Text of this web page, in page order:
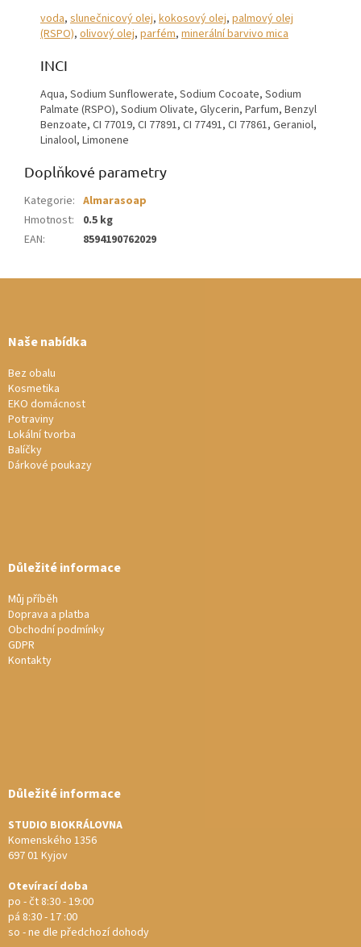
voda, slunečnicový olej, kokosový olej, palmový olej
(RSPO), olivový olej, parfém, minerální barvivo mica
INCI
Aqua, Sodium Sunflowerate, Sodium Cocoate, Sodium
Palmate (RSPO), Sodium Olivate, Glycerin, Parfum, Benzyl
Benzoate, CI 77019, CI 77891, CI 77491, CI 77861, Geraniol,
Linalool, Limonene
Doplňkové parametry
Kategorie: Almarasoap
Hmotnost:
0.5 kg
EAN: 8594190762029
Naše nabídka
Bez obalu
Kosmetika
EKO domácnost
Potraviny
Lokální tvorba
Balíčky
Dárkové poukazy
Důležité informace
Můj příběh
Doprava a platba
Obchodní podmínky
GDPR
Kontakty
Důležité informace
STUDIO BIOKRÁLOVNA
Komenského 1356
697 01 Kyjov
Otevírací doba
po - čt 8:30 - 19:00
pá 8:30 - 17 :00
so - ne dle předchozí dohody